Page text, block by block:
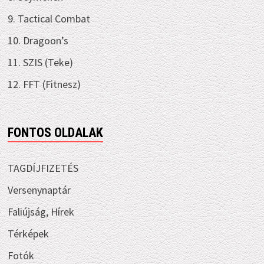
9. Tactical Combat
10. Dragoon’s
11. SZIS (Teke)
12. FFT (Fitnesz)
FONTOS OLDALAK
TAGDÍJFIZETÉS
Versenynaptár
Faliújság, Hírek
Térképek
Fotók